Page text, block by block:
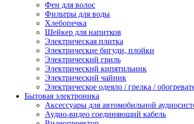
Фен для волос
Фильтры для воды
Хлебопечка
Шейкер для напитков
Электрическая плитка
Электрические бигуди, плойки
Электрический гриль
Электрический кипятильник
Электрический чайник
Электрическое одеяло / грелка /
Бытовая электроника
Аксессуары для автомобильной
Аудио-видео соединяющий кабель